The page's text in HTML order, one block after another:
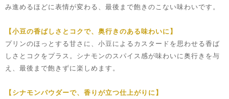
み進めるほどに表情が変わる、最後まで飽きのこない味わいです。
【小豆の香ばしさとコクで、奥行きのある味わいに】
プリンのほっとする甘さに、小豆によるカスタードを思わせる香ば
しさとコクをプラス。シナモンのスパイス感が味わいに奥行きを与
え、最後まで飽きずに楽しめます。
【シナモンパウダーで、香りが立つ仕上がりに】